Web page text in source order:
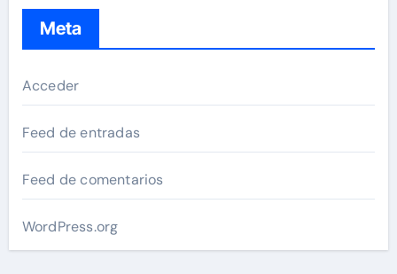
Meta
Acceder
Feed de entradas
Feed de comentarios
WordPress.org